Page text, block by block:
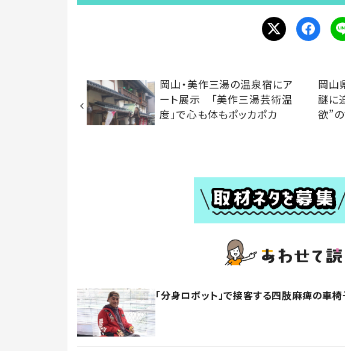
岡山・美作三湯の温泉宿にア
ート展示 「美作三湯芸術温
度」で心も体もポッカポカ
岡山
謎に
欲”
「分身ロボット」で接客する四肢麻痺の